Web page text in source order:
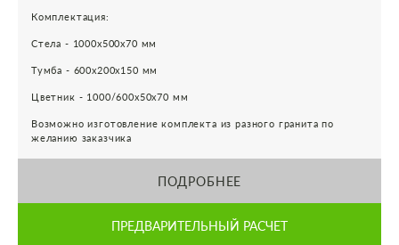
Комплектация:
Стела - 1000х500х70 мм
Тумба - 600х200х150 мм
Цветник - 1000/600х50х70 мм
Возможно изготовление комплекта из разного гранита по
желанию заказчика
ПОДРОБНЕЕ
ПРЕДВАРИТЕЛЬНЫЙ РАСЧЕТ